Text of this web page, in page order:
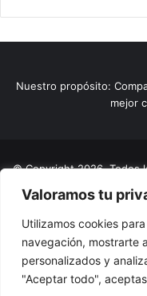
Valoramos tu
Utilizamos cookies
navegación, mostrarte
personalizados y
"Aceptar todo",
Nuestro propósito:
mejor
© Copyright 2026,
SAS
Home
Actualidad
El Tinteadero